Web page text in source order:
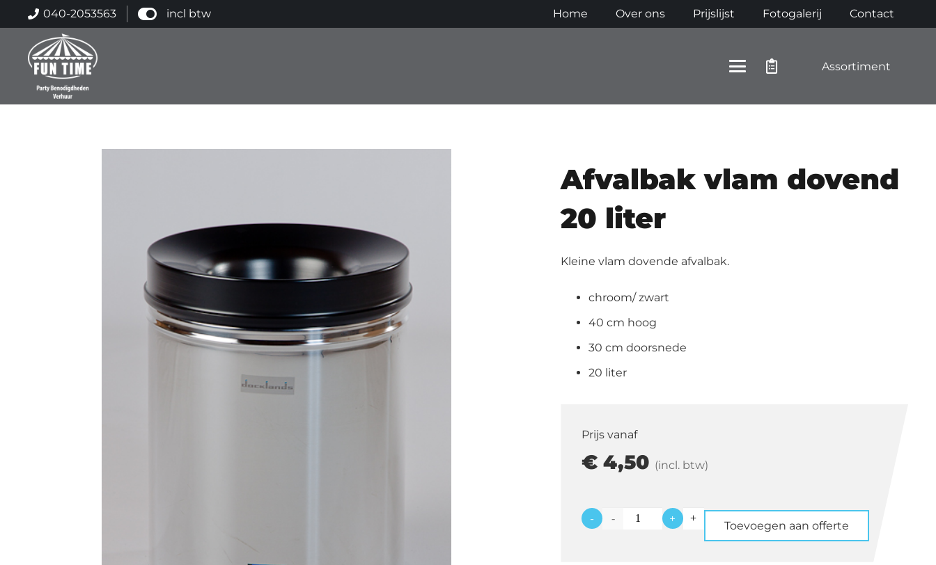
040-2053563 incl btw Home Over ons Prijslijst Fotogalerij Contact
Assortiment
Afvalbak vlam dovend
20 liter
Kleine vlam dovende afvalbak.
chroom/ zwart
40 cm hoog
30 cm doorsnede
20 liter
Prijs vanaf
€ 4,50 (incl. btw)
-
Afvalbak
+ Toevoegen aan offerte